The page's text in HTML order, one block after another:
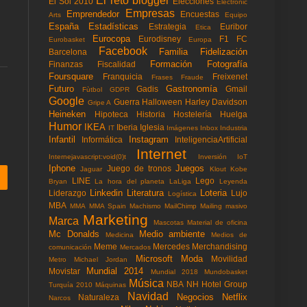
Electronic
Arts
Emprendedor Empresas Encuestas Equipo
España Estadísticas Estrategia Etica Euribor
Eurobasket Eurocopa Eurodisney Europa F1
FC
Barcelona
Facebook Familia Fidelización
Finanzas Fiscalidad Formación
Fotografía
Foursquare
Franquicia Frases Fraude Freixenet
Futuro Fùtbol GDPR Gadis Gastronomía Gmail
Google Gripe A Guerra Halloween Harley Davidson
Heineken Hipoteca Historia Hostelería Huelga
Humor IKEA IT Iberia Iglesia Imágenes Inbox Industria
Infantil Informática Instagram InteligenciaArtificial
Internejavascript:void(0)t Internet Inversión IoT
Iphone Jaguar Juego de tronos Juegos Klout Kobe
Bryan
LINE La hora del planeta LaLiga Lego Leyenda
Liderazgo Linkedin Literatura Logística Loteria Lujo
MBA MMA MMA Spain Machismo MailChimp Mailing masivo
Marca Marketing Mascotas Material de oficina
Mc Donalds Medicina Medio ambiente
Medios de
comunicación Meme Mercados Mercedes Merchandising
Metro Michael Jordan Microsoft Moda
Movilidad
Movistar
Mundial 2014 Mundial 2018
Mundobasket
Turquía 2010 Máquinas Música NBA NH Hotel Group
Narcos Naturaleza Navidad Negocios Netflix